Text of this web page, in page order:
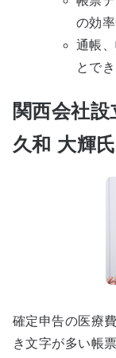
の効
通帳
とで
関西会社
久和 大輝氏
確定申告の医療
き文字が多い帳